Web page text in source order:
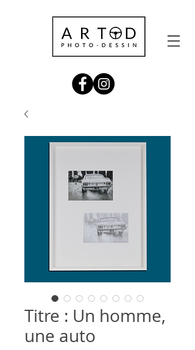
Titre : Un homme,
une auto